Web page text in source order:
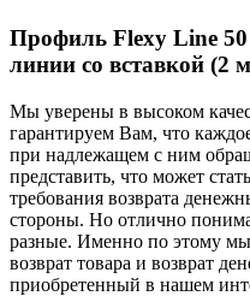
Профиль Flexy Line
линии со вставкой (2
Мы уверены в высоком
гарантируем Вам, что
при надлежащем с ним
представить, что может
требования возврата
стороны. Но отлично
разные. Именно по этому
возврат товара и возврат
приобретенный в нашем